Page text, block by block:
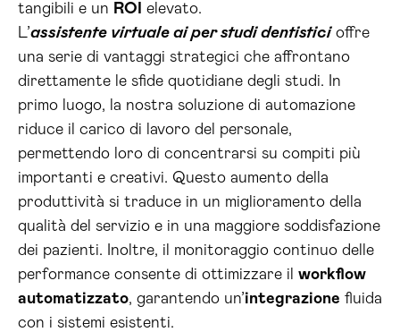
tangibili e un ROI
elevato.
L’assistente virtuale ai per studi dentisticioffre
una serie di vantaggi strategici che affrontano
direttamente le sfide quotidiane degli studi. In
primo luogo, la nostra soluzione di automazione
riduce il carico di lavoro del personale,
permettendo loro di concentrarsi su compiti più
importanti e creativi. Questo aumento della
produttività si traduce in un miglioramento della
qualità del servizio e in una maggiore soddisfazione
dei pazienti. Inoltre, il monitoraggio continuo delle
performance consente di ottimizzare il workflow
automatizzato, garantendo un’integrazione fluida
con i sistemi esistenti.